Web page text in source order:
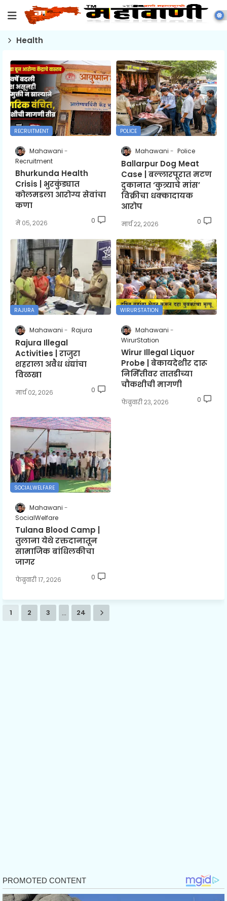
Health
RECRUITMENT
Mahawani
Recruitment
Bhurkunda Health
Crisis | भुरकुंड्यात
कोलमडला आरोग्य सेवांचा
कणा
मे ०५, २०२६ 0
POLICE
Mahawani Police
Ballarpur Dog Meat
Case | बल्लारपूरात मटण
दुकानात ‘कुत्र्याचे मांस’
विक्रीचा धक्कादायक
आरोप
मार्च २२, २०२६ 0
RAJURA
Mahawani Rajura
Rajura Illegal
Activities | राजुरा
शहराला अवैध धंद्यांचा
विळखा
मार्च ०२, २०२६ 0
WIRURSTATION
Mahawani
WirurStation
Wirur Illegal Liquor
Probe | बेकायदेशीर दारू
निर्मितीवर तातडीच्या
चौकशीची मागणी
फेब्रुवारी २३, २०२६ 0
SOCIALWELFARE
Mahawani
SocialWelfare
Tulana Blood Camp |
तुलाना येथे रक्तदानातून
सामाजिक बांधिलकीचा
जागर
फेब्रुवारी १७, २०२६ 0
1 2 3 ... 24